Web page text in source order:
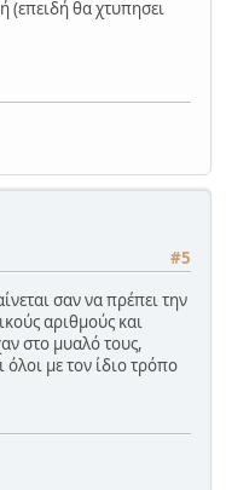
(επειδή θα χτυπησει
#5
σαν να πρέπει την
αριθμούς και
στο μυαλό τους,
με τον ίδιο τρόπο